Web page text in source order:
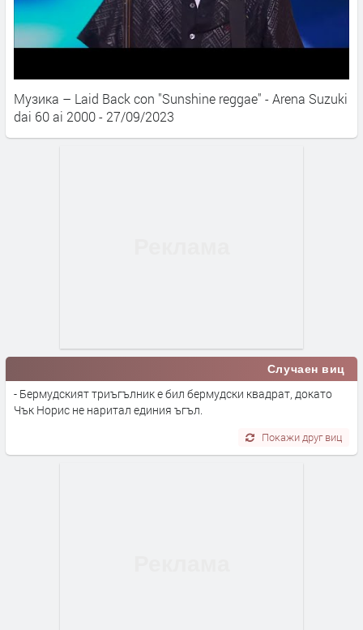
Музика – Laid Back con "Sunshine reggae" - Arena Suzuki
dai 60 ai 2000 - 27/09/2023
Случаен виц
- Бермудският триъгълник е бил бермудски квадрат, докато
Чък Норис не наритал единия ъгъл.
Покажи друг виц